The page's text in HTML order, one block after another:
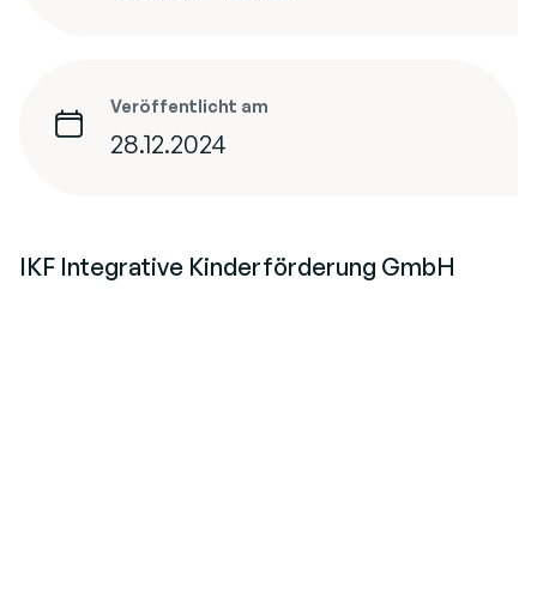
Veröffentlicht am
28.12.2024
IKF Integrative Kinderförderung GmbH